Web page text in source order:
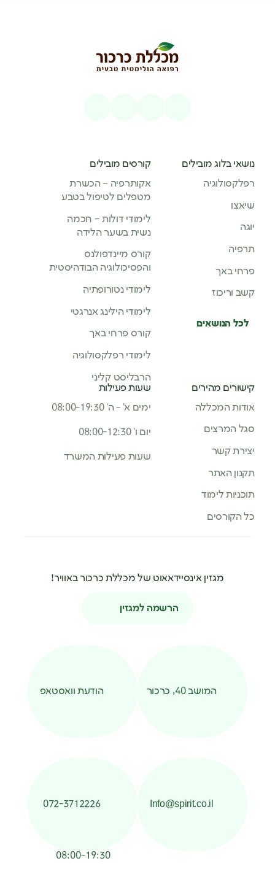
נושאי בלוג מובילים
רפלקסולוגיה
שיאצו
יוגה
תרפיה
פרחי באך
קשב וריכוז
לכל הנושאים
קורסים מובילים
אקותרפיה – הכשרת
מטפלים לטיפול בטבע
לימודי דולות – חכמה
נשית בשער הלידה
קורס מיינדפולנס
והפסיכולוגיה הבודהיסטית
לימודי נטורופתיה
לימודי הילינג אנרגטי
קורס פרחי באך
לימודי רפלקסולוגיה
הרבליסט קליני
קישורים מהירים
אודות המכללה
סגל המרצים
יצירת קשר
תקנון האתר
תוכניות לימוד
כל הקורסים
שעות פעילות
ימים א’ - ה’ 08:00-19:30
יום ו’ 08:00-12:30
שעות פעילות המשרד
מגזין אינסיידאאוט של מכללת כרכור באוויר!
הרשמה למגזין
המושב 40, כרכור הודעת וואסטאפ
Info@spirit.co.il
072-3712226
08:00-19:30